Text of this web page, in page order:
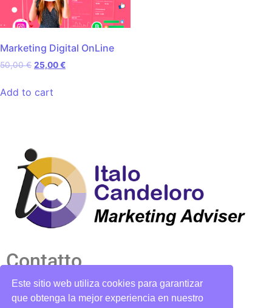
Marketing Digital OnLine
50,00€ 25,00€
Add to cart
Contatto
candelorosoto@gmail.com
+39 (331) 3834851
Este sitio web utiliza cookies para garantizar
que obtenga la mejor experiencia en nuestro